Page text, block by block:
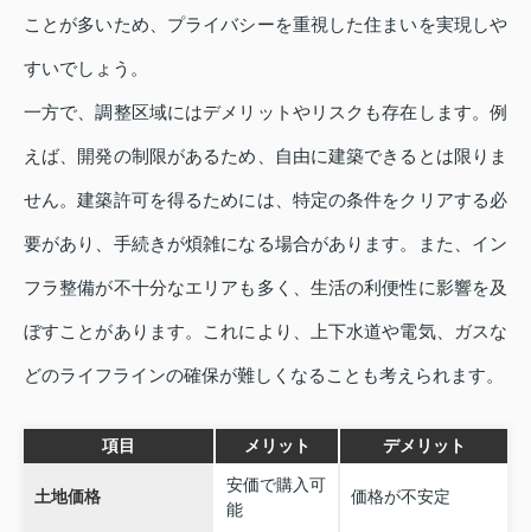
ことが多いため、プライバシーを重視した住まいを実現しや
すいでしょう。
一方で、調整区域にはデメリットやリスクも存在します。例
えば、開発の制限があるため、自由に建築できるとは限りま
せん。建築許可を得るためには、特定の条件をクリアする必
要があり、手続きが煩雑になる場合があります。また、イン
フラ整備が不十分なエリアも多く、生活の利便性に影響を及
ぼすことがあります。これにより、上下水道や電気、ガスな
どのライフラインの確保が難しくなることも考えられます。
項目 メリット デメリット
土地価格
安価で購入可
能
価格が不安定